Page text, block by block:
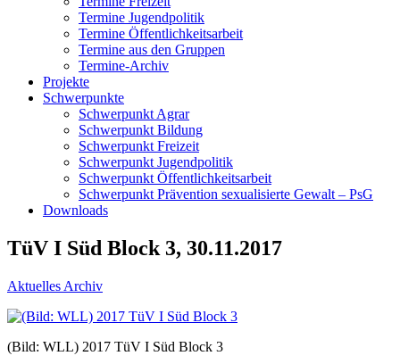
Termine Jugendpolitik
Termine Öffentlichkeitsarbeit
Termine aus den Gruppen
Termine-Archiv
Projekte
Schwerpunkte
Schwerpunkt Agrar
Schwerpunkt Bildung
Schwerpunkt Freizeit
Schwerpunkt Jugendpolitik
Schwerpunkt Öffentlichkeitsarbeit
Schwerpunkt Prävention sexualisierte Gewalt – PsG
Downloads
TüV I Süd Block 3, 30.11.2017
Aktuelles Archiv
(Bild: WLL) 2017 TüV I Süd Block 3